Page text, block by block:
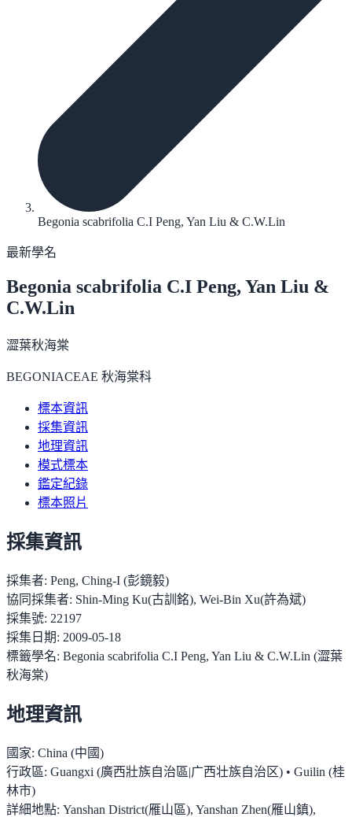
Begonia scabrifolia C.I Peng, Yan Liu & C.W.Lin
最新學名
Begonia scabrifolia C.I Peng, Yan Liu &
C.W.Lin
澀葉秋海棠
BEGONIACEAE 秋海棠科
標本資訊
採集資訊
地理資訊
模式標本
鑑定紀錄
標本照片
採集資訊
採集者: Peng, Ching-I (彭鏡毅)
協同採集者: Shin-Ming Ku(古訓銘), Wei-Bin Xu(許為斌)
採集號: 22197
採集日期: 2009-05-18
標籤學名: Begonia scabrifolia C.I Peng, Yan Liu & C.W.Lin (澀葉
秋海棠)
地理資訊
國家: China (中國)
行政區: Guangxi (廣西壯族自治區|广西壮族自治区) • Guilin (桂
林市)
詳細地點: Yanshan District(雁山區), Yanshan Zhen(雁山鎮),